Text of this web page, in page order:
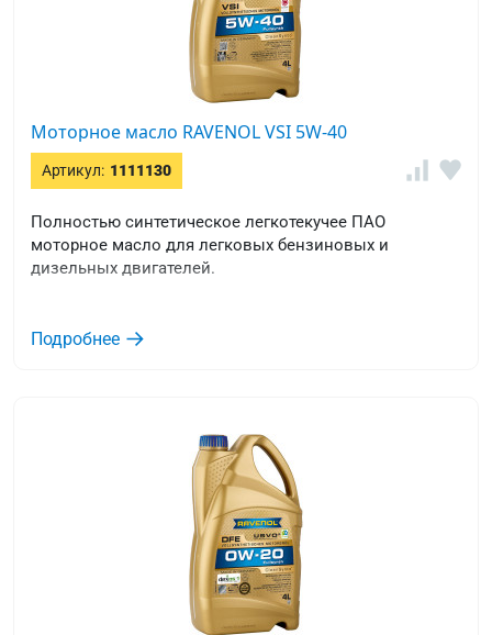
Моторное масло RAVENOL VSI 5W-40
Артикул: 1111130
Полностью синтетическое легкотекучее ПАО
моторное масло для легковых бензиновых и
дизельных двигателей.
Подробнее